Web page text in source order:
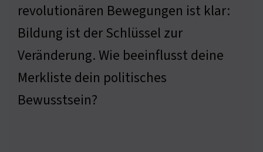
revolutionären Bewegungen ist klar:
Bildung ist der Schlüssel zur
Veränderung. Wie beeinflusst deine
Merkliste dein politisches
Bewusstsein?